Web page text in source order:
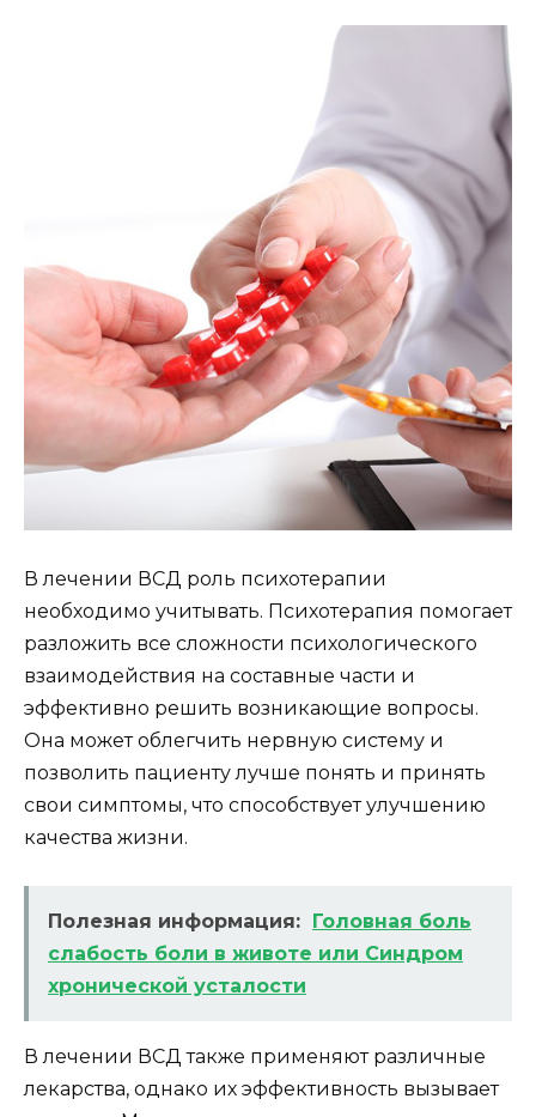
В лечении ВСД роль психотерапии
необходимо учитывать. Психотерапия помогает
разложить все сложности психологического
взаимодействия на составные части и
эффективно решить возникающие вопросы.
Она может облегчить нервную систему и
позволить пациенту лучше понять и принять
свои симптомы, что способствует улучшению
качества жизни.
Полезная информация: Головная боль
слабость боли в животе или Синдром
хронической усталости
В лечении ВСД также применяют различные
лекарства, однако их эффективность вызывает